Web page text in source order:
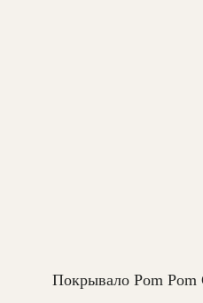
Покрывало Pom Pom